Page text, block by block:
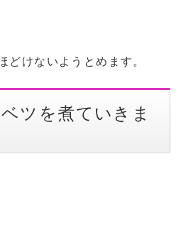
けないようとめます。
ツを煮ていきま